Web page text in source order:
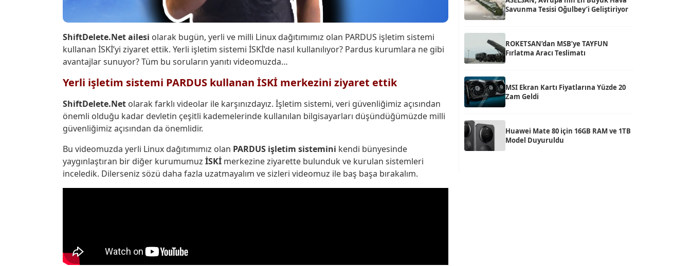
ShiftDelete.Net ailesi olarak bugün, yerli ve milli Linux dağıtımımız olan PARDUS işletim sistemi
kullanan İSKİ’yi ziyaret ettik. Yerli işletim sistemi İSKİ’de nasıl kullanılıyor? Pardus kurumlara ne gibi
avantajlar sunuyor? Tüm bu soruların yanıtı videomuzda…
Yerli işletim sistemi PARDUS kullanan İSKİ merkezini ziyaret ettik
ShiftDelete.Net olarak farklı videolar ile karşınızdayız. İşletim sistemi, veri güvenliğimiz açısından
önemli olduğu kadar devletin çeşitli kademelerinde kullanılan bilgisayarları düşündüğümüzde milli
güvenliğimiz açısından da önemlidir.
Bu videomuzda yerli Linux dağıtımımız olan PARDUS işletim sistemini kendi bünyesinde
yaygınlaştıran bir diğer kurumumuz İSKİ merkezine ziyarette bulunduk ve kurulan sistemleri
inceledik. Dilerseniz sözü daha fazla uzatmayalım ve sizleri videomuz ile baş başa bırakalım.
Savunma Tesisi Oğulbey’i Geliştiriyor
ROKETSAN’dan MSB’ye TAYFUN
Fırlatma Aracı Teslimatı
MSI Ekran Kartı Fiyatlarına Yüzde 20
Zam Geldi
Huawei Mate 80 için 16GB RAM ve 1TB
Model Duyuruldu